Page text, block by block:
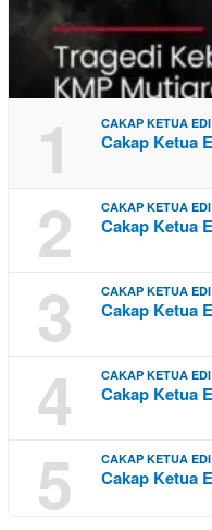
1 CAKAP KETUA EDI
Cakap Ketua
2 CAKAP KETUA EDI
Cakap Ketua
3 CAKAP KETUA EDI
Cakap Ketua
4 CAKAP KETUA EDI
Cakap Ketua
5 CAKAP KETUA EDI
Cakap Ketua